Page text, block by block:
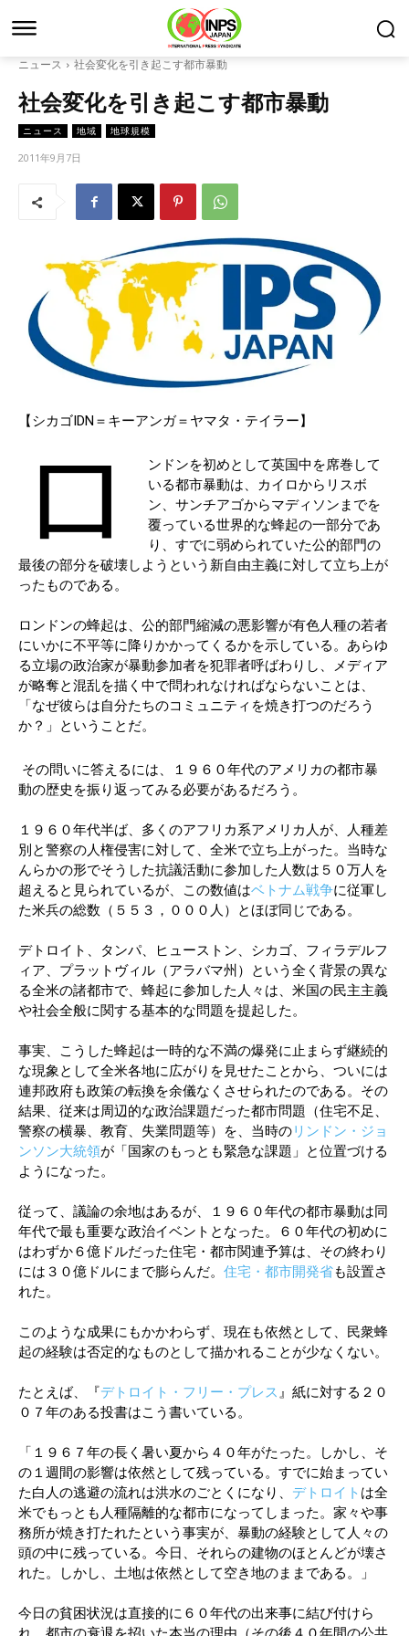
ニュース 社会変化を引き起こす都市暴動
社会変化を引き起こす都市暴動
ニュース 地域 地球規模
2011年9月7日
【シカゴIDN＝キーアンガ＝ヤマタ・テイラー】
ロ
ンドンを初めとして英国中を席巻して
いる都市暴動は、カイロからリスボ
ン、サンチアゴからマディソンまでを
覆っている世界的な蜂起の一部分であ
り、すでに弱められていた公的部門の
最後の部分を破壊しようという新自由主義に対して立ち上が
ったものである。
ロンドンの蜂起は、公的部門縮減の悪影響が有色人種の若者
にいかに不平等に降りかかってくるかを示している。あらゆ
る立場の政治家が暴動参加者を犯罪者呼ばわりし、メディア
が略奪と混乱を描く中で問われなければならないことは、
「なぜ彼らは自分たちのコミュニティを焼き打つのだろう
か？」ということだ。
その問いに答えるには、１９６０年代のアメリカの都市暴
動の歴史を振り返ってみる必要があるだろう。
１９６０年代半ば、多くのアフリカ系アメリカ人が、人種差
別と警察の人権侵害に対して、全米で立ち上がった。当時な
んらかの形でそうした抗議活動に参加した人数は５０万人を
超えると見られているが、この数値はベトナム戦争に従軍し
た米兵の総数（５５３，０００人）とほぼ同じである。
デトロイト、タンパ、ヒューストン、シカゴ、フィラデルフ
ィア、プラットヴィル（アラバマ州）という全く背景の異な
る全米の諸都市で、蜂起に参加した人々は、米国の民主主義
や社会全般に関する基本的な問題を提起した。
事実、こうした蜂起は一時的な不満の爆発に止まらず継続的
な現象として全米各地に広がりを見せたことから、ついには
連邦政府も政策の転換を余儀なくさせられたのである。その
結果、従来は周辺的な政治課題だった都市問題（住宅不足、
警察の横暴、教育、失業問題等）を、当時のリンドン・ジョ
ンソン大統領が「国家のもっとも緊急な課題」と位置づける
ようになった。
従って、議論の余地はあるが、１９６０年代の都市暴動は同
年代で最も重要な政治イベントとなった。６０年代の初めに
はわずか６億ドルだった住宅・都市関連予算は、その終わり
には３０億ドルにまで膨らんだ。 住宅・都市開発省も設置さ
れた。
このような成果にもかかわらず、現在も依然として、民衆蜂
起の経験は否定的なものとして描かれることが少なくない。
たとえば、『デトロイト・フリー・プレス 』紙に対する２０
０７年のある投書はこう書いている。
「１９６７年の長く暑い夏から４０年がたった。しかし、そ
の１週間の影響は依然として残っている。すでに始まってい
た白人の逃避の流れは洪水のごとくになり、 デトロイト は全
米でもっとも人種隔離的な都市になってしまった。家々や事
務所が焼き打たれたという事実が、暴動の経験として人々の
頭の中に残っている。今日、それらの建物のほとんどが壊さ
れた。しかし、土地は依然として空き地のままである。」
今日の貧困状況は直接的に６０年代の出来事に結び付けら